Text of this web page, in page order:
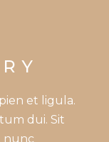
et ligula.
dui. Sit
nunc